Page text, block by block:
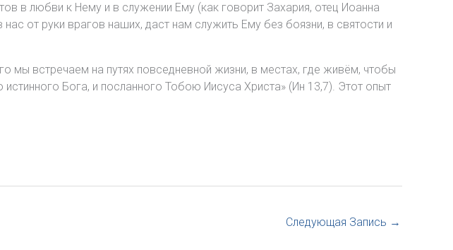
в любви к Нему и в служении Ему (как говорит Захария, отец Иоанна
от руки врагов наших, даст нам служить Ему без боязни, в святости и
встречаем на путях повседневной жизни, в местах, где живём, чтобы
Бога, и посланного Тобою Иисуса Христа» (Ин 13,7). Этот опыт
Следующая Запись →